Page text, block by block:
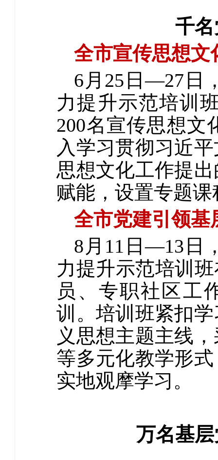
千
全市宣传思想文
6月25日—27日
力提升示范培训
200名宣传思想文
入学习贯彻习近
思想文化工作提
赋能，设置专题课
全市党建引领基
8月11日—13日
力提升示范培训
员、专职社区工
训。培训班紧扣
义思想主题主线
等多元化教学形
实地观摩学习。
万名基